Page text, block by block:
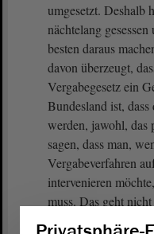
umgesetzt. Deshalb
nächtelang
besten daraus
davon überzeugt,
Vergabegesetz ein
Bundesland ist, dass
werden, jawohl, das
sagen, dass man,
Vergabeverfahren
intervenieren
muss. Das geht